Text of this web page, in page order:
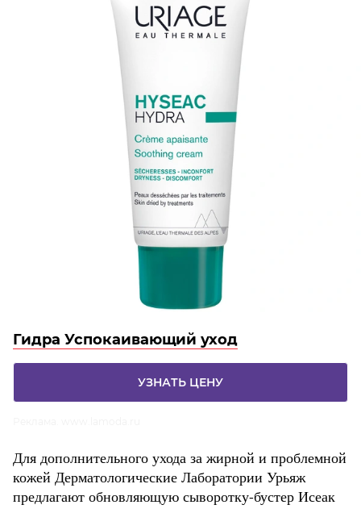
Гидра Успокаивающий уход
УЗНАТЬ ЦЕНУ
Для дополнительного ухода за жирной и проблемной
кожей Дерматологические Лаборатории Урьяж
предлагают обновляющую сыворотку-бустер Исеак